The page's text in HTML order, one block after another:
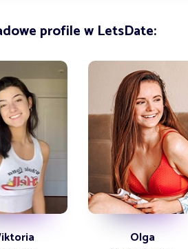
profile w LetsDate:
Olga